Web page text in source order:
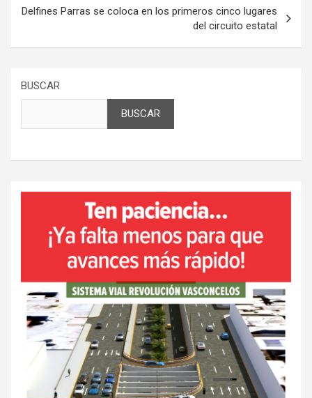
Delfines Parras se coloca en los primeros cinco lugares
del circuito estatal
BUSCAR
BUSCAR